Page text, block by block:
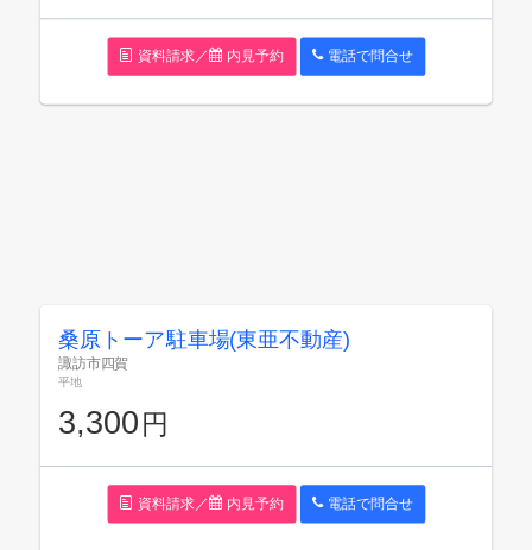
資料請求／ 内見予約 電話で問合せ
桑原トーア駐車場(東亜不動産)
諏訪市四賀
平地
3,300円
資料請求／ 内見予約 電話で問合せ